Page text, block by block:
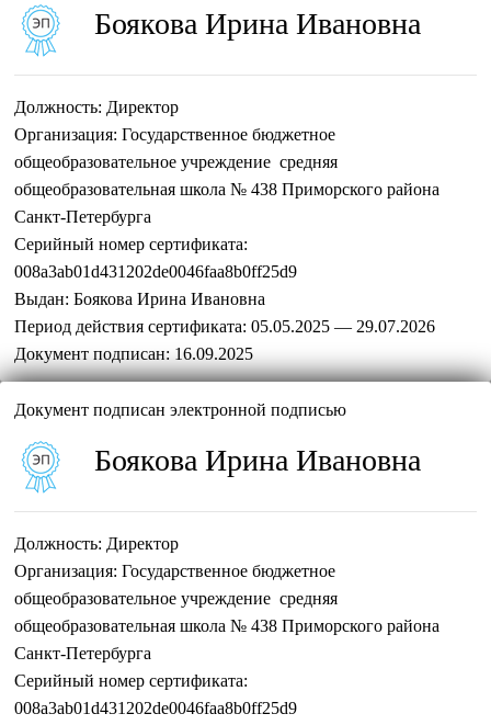
Боякова Ирина Ивановна
Должность: Директор
Организация: Государственное бюджетное
общеобразовательное учреждение средняя
общеобразовательная школа № 438 Приморского района
Санкт-Петербурга
Серийный номер сертификата:
008a3ab01d431202de0046faa8b0ff25d9
Выдан: Боякова Ирина Ивановна
Период действия сертификата: 05.05.2025 — 29.07.2026
Документ подписан: 16.09.2025
Документ подписан электронной подписью
Боякова Ирина Ивановна
Должность: Директор
Организация: Государственное бюджетное
общеобразовательное учреждение средняя
общеобразовательная школа № 438 Приморского района
Санкт-Петербурга
Серийный номер сертификата:
008a3ab01d431202de0046faa8b0ff25d9